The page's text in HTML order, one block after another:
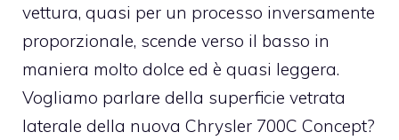
vettura, quasi per un processo inversamente
proporzionale, scende verso il basso in
maniera molto dolce ed è quasi leggera.
Vogliamo parlare della superficie vetrata
laterale della nuova Chrysler 700C Concept?